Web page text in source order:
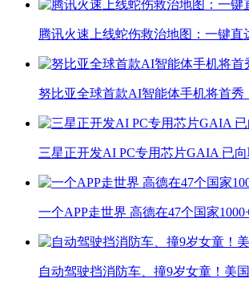
腾讯火速上线蛇伤救治地图：一键直
努比亚全球首款AI智能体手机将首
三星正开发AI PC专用芯片GAIA 已
一个APP走世界 高德在47个国家
自动驾驶挡消防车、撞9岁女童！美